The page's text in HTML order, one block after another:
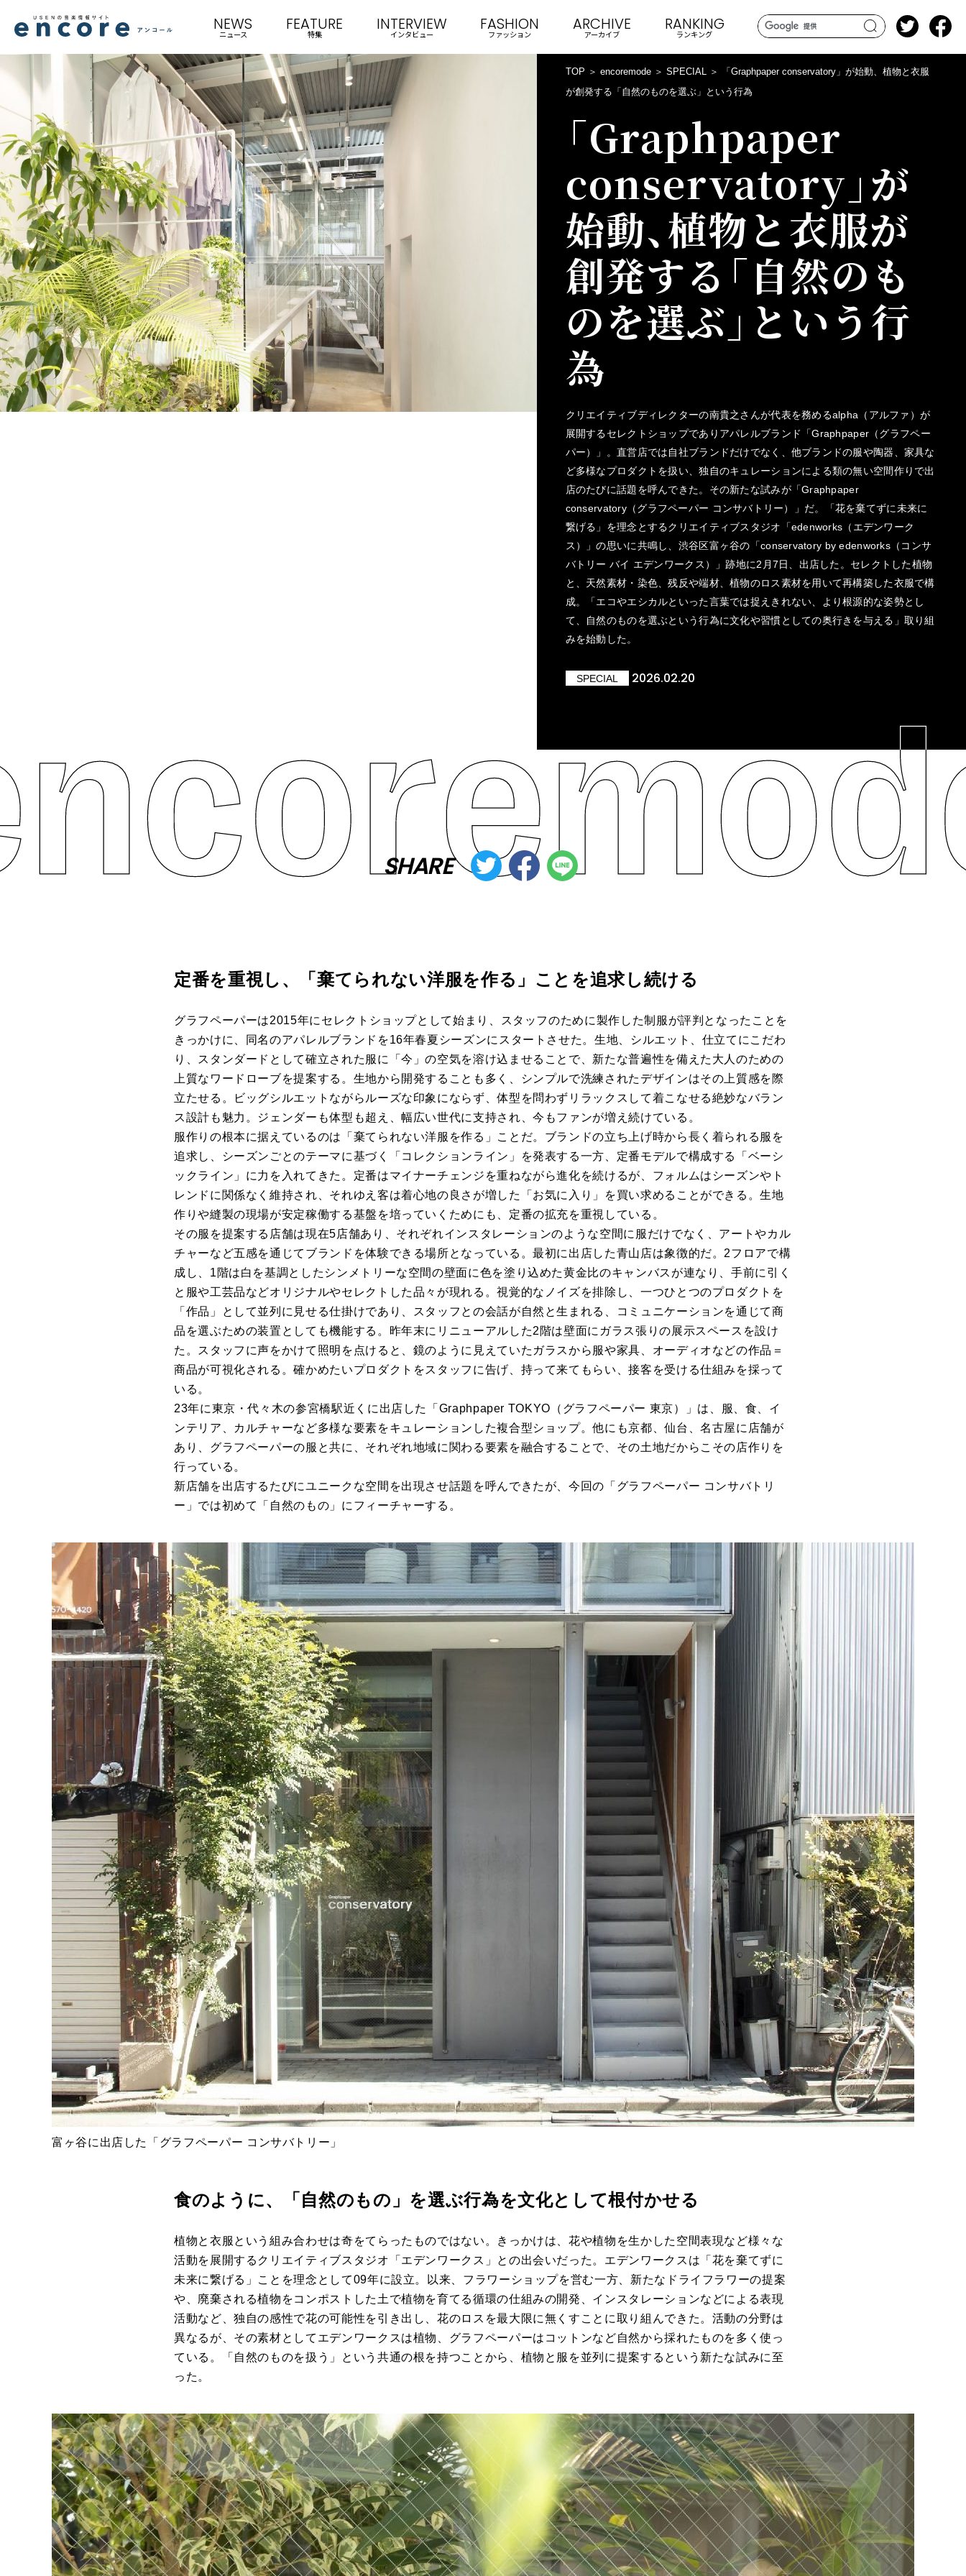
search
NEWS
ニュース
FEATURE
特集
INTERVIEW
インタビュー
FASHION
ファッション
ARCHIVE
アーカイブ
RANKING
ランキング
TOP encoremode SPECIAL
「Graphpaper conservatory」が始動、植物と衣服
が創発する「自然のものを選ぶ」という行為
「Graphpaper
conservatory」が
始動、植物と衣服が
創発する「自然のも
のを選ぶ」という行
為
クリエイティブディレクターの南貴之さんが代表を務めるalpha（アルファ）が
展開するセレクトショップでありアパレルブランド「Graphpaper（グラフペー
パー）」。直営店では自社ブランドだけでなく、他ブランドの服や陶器、家具な
ど多様なプロダクトを扱い、独自のキュレーションによる類の無い空間作りで出
店のたびに話題を呼んできた。その新たな試みが「Graphpaper
conservatory（グラフペーパー コンサバトリー）」だ。「花を棄てずに未来に
繋げる」を理念とするクリエイティブスタジオ「edenworks（エデンワーク
ス）」の思いに共鳴し、渋谷区富ヶ谷の「conservatory by edenworks（コンサ
バトリー バイ エデンワークス）」跡地に2月7日、出店した。セレクトした植物
と、天然素材・染色、残反や端材、植物のロス素材を用いて再構築した衣服で構
成。「エコやエシカルといった言葉では捉えきれない、より根源的な姿勢とし
て、自然のものを選ぶという行為に文化や習慣としての奥行きを与える」取り組
みを始動した。
SPECIAL 2026.02.20
SHARE
定番を重視し、「棄てられない洋服を作る」ことを追求し続ける
グラフペーパーは2015年にセレクトショップとして始まり、スタッフのために製作した制服が評判となったことを
きっかけに、同名のアパレルブランドを16年春夏シーズンにスタートさせた。生地、シルエット、仕立てにこだわ
り、スタンダードとして確立された服に「今」の空気を溶け込ませることで、新たな普遍性を備えた大人のための
上質なワードローブを提案する。生地から開発することも多く、シンプルで洗練されたデザインはその上質感を際
立たせる。ビッグシルエットながらルーズな印象にならず、体型を問わずリラックスして着こなせる絶妙なバラン
ス設計も魅力。ジェンダーも体型も超え、幅広い世代に支持され、今もファンが増え続けている。
服作りの根本に据えているのは「棄てられない洋服を作る」ことだ。ブランドの立ち上げ時から長く着られる服を
追求し、シーズンごとのテーマに基づく「コレクションライン」を発表する一方、定番モデルで構成する「ベーシ
ックライン」に力を入れてきた。定番はマイナーチェンジを重ねながら進化を続けるが、フォルムはシーズンやト
レンドに関係なく維持され、それゆえ客は着心地の良さが増した「お気に入り」を買い求めることができる。生地
作りや縫製の現場が安定稼働する基盤を培っていくためにも、定番の拡充を重視している。
その服を提案する店舗は現在5店舗あり、それぞれインスタレーションのような空間に服だけでなく、アートやカル
チャーなど五感を通じてブランドを体験できる場所となっている。最初に出店した青山店は象徴的だ。 2フロアで構
成し、 1 階は白を基調としたシンメトリーな空間の壁面に色を塗り込めた黄金比のキャンバスが連なり、手前に引く
と服や工芸品などオリジナルやセレクトした品々が現れる。視覚的なノイズを排除し、一つひとつのプロダクトを
「作品」として並列に見せる仕掛けであり、スタッフとの会話が自然と生まれる、コミュニケーションを通じて商
品を選ぶための装置としても機能する。昨年末にリニューアルした2 階は壁面にガラス張りの展示スペースを設け
た。スタッフに声をかけて照明を点けると、鏡のように見えていたガラスから服や家具、オーディオなどの作品＝
商品が可視化される。確かめたいプロダクトをスタッフに告げ、持って来てもらい、接客を受ける仕組みを採って
いる。
23年に東京・代々木の参宮橋駅近くに出店した「Graphpaper TOKYO（グラフペーパー 東京）」は、服、食、イ
ンテリア、カルチャーなど多様な要素をキュレーションした複合型ショップ。他にも京都、仙台、名古屋に店舗が
あり、グラフペーパーの服と共に、それぞれ地域に関わる要素を融合することで、その土地だからこその店作りを
行っている。
新店舗を出店するたびにユニークな空間を出現させ話題を呼んできたが、今回の「グラフペーパー コンサバトリ
ー」では初めて「自然のもの」にフィーチャーする。
富ヶ谷に出店した「グラフペーパー コンサバトリー」
食のように、「自然のもの」を選ぶ行為を文化として根付かせる
植物と衣服という組み合わせは奇をてらったものではない。きっかけは、花や植物を生かした空間表現など様々な
活動を展開するクリエイティブスタジオ「エデンワークス」との出会いだった。エデンワークスは「花を棄てずに
未来に繋げる」ことを理念として09年に設立。以来、フラワーショップを営む一方、新たなドライフラワーの提案
や、廃棄される植物をコンポストした土で植物を育てる循環の仕組みの開発、インスタレーションなどによる表現
活動など、独自の感性で花の可能性を引き出し、花のロスを最大限に無くすことに取り組んできた。活動の分野は
異なるが、その素材としてエデンワークスは植物、グラフペーパーはコットンなど自然から採れたものを多く使っ
ている。「自然のものを扱う」という共通の根を持つことから、植物と服を並列に提案するという新たな試みに至
った。